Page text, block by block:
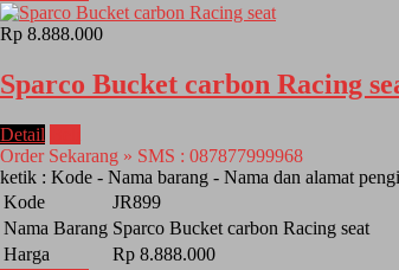
Rp 8.888.000
Sparco Bucket carbon Racing
Detail
Order Sekarang » SMS : 087877999968
ketik : Kode - Nama barang - Nama dan alamat
Kode
JR899
Nama Barang Sparco Bucket carbon Racing seat
Harga
Rp 8.888.000